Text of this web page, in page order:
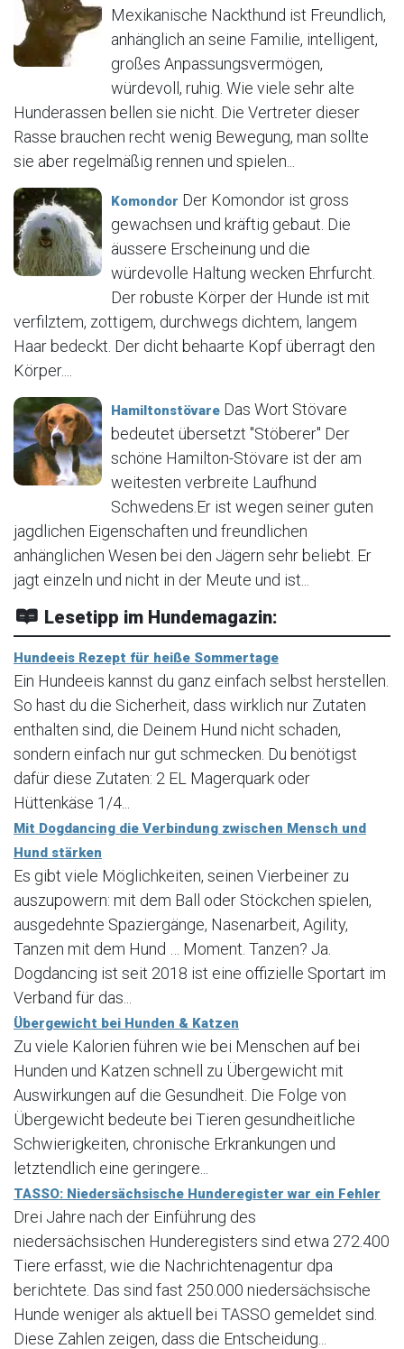
Mexikanische Nackthund ist Freundlich,
anhänglich an seine Familie, intelligent,
großes Anpassungsvermögen,
würdevoll, ruhig. Wie viele sehr alte
Hunderassen bellen sie nicht. Die Vertreter dieser
Rasse brauchen recht wenig Bewegung, man sollte
sie aber regelmäßig rennen und spielen...
Komondor Der Komondor ist gross
gewachsen und kräftig gebaut. Die
äussere Erscheinung und die
würdevolle Haltung wecken Ehrfurcht.
Der robuste Körper der Hunde ist mit
verfilztem, zottigem, durchwegs dichtem, langem
Haar bedeckt. Der dicht behaarte Kopf überragt den
Körper....
Hamiltonstövare Das Wort Stövare
bedeutet übersetzt "Stöberer" Der
schöne Hamilton-Stövare ist der am
weitesten verbreite Laufhund
Schwedens.Er ist wegen seiner guten
jagdlichen Eigenschaften und freundlichen
anhänglichen Wesen bei den Jägern sehr beliebt. Er
jagt einzeln und nicht in der Meute und ist...
Lesetipp im Hundemagazin:
Hundeeis Rezept für heiße Sommertage
Ein Hundeeis kannst du ganz einfach selbst herstellen.
So hast du die Sicherheit, dass wirklich nur Zutaten
enthalten sind, die Deinem Hund nicht schaden,
sondern einfach nur gut schmecken. Du benötigst
dafür diese Zutaten: 2 EL Magerquark oder
Hüttenkäse 1/4...
Mit Dogdancing die Verbindung zwischen Mensch und
Hund stärken
Es gibt viele Möglichkeiten, seinen Vierbeiner zu
auszupowern: mit dem Ball oder Stöckchen spielen,
ausgedehnte Spaziergänge, Nasenarbeit, Agility,
Tanzen mit dem Hund … Moment. Tanzen? Ja.
Dogdancing ist seit 2018 ist eine offizielle Sportart im
Verband für das...
Übergewicht bei Hunden & Katzen
Zu viele Kalorien führen wie bei Menschen auf bei
Hunden und Katzen schnell zu Übergewicht mit
Auswirkungen auf die Gesundheit. Die Folge von
Übergewicht bedeute bei Tieren gesundheitliche
Schwierigkeiten, chronische Erkrankungen und
letztendlich eine geringere...
TASSO: Niedersächsische Hunderegister war ein Fehler
Drei Jahre nach der Einführung des
niedersächsischen Hunderegisters sind etwa 272.400
Tiere erfasst, wie die Nachrichtenagentur dpa
berichtete. Das sind fast 250.000 niedersächsische
Hunde weniger als aktuell bei TASSO gemeldet sind.
Diese Zahlen zeigen, dass die Entscheidung...